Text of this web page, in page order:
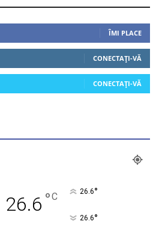
ÎMI PLACE
CONECTAȚI-VĂ
CONECTAȚI-VĂ
26.6 °C 26.6°
26.6°